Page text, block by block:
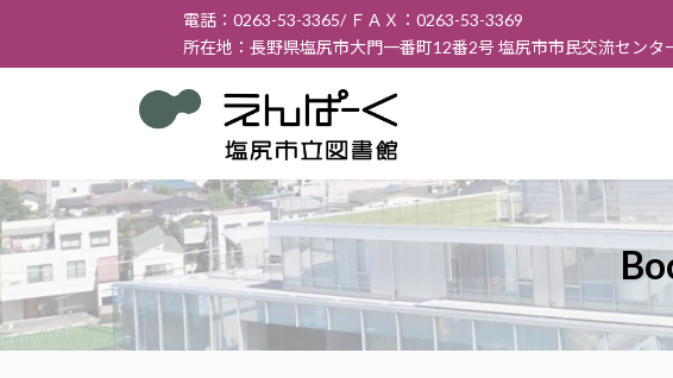
テ
ス
キ
ッ
ゲ
ン
に
移
電話：0263-53-3365/ ＦＡＸ：0263-53-3369
所在地：長野県塩尻市大門一番町12番2号 塩尻市市民交流センタ